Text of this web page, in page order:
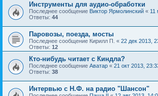
Инструменты для аудио-обработки
Последнее сообщение Виктор Ярмолинский « 11
Ответы: 44
Паровозы, поезда, мосты
Последнее сообщение Кирилл П. « 22 дек 2013,
Ответы: 12
Кто-нибудь читает с Киндла?
Последнее сообщение Аватар « 21 окт 2013,
Ответы: 38
Интервью с Н.Ф. на радио "Шансон"